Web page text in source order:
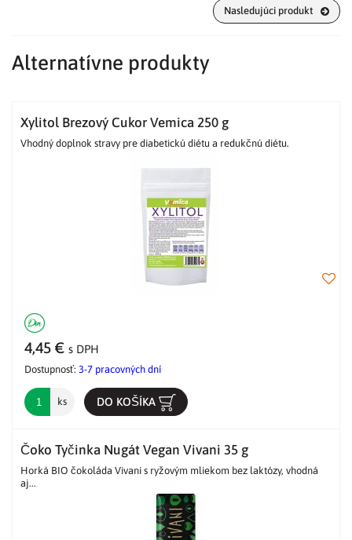
Nasledujúci produkt
Alternatívne produkty
Xylitol Brezový Cukor Vemica 250 g
Vhodný doplnok stravy pre diabetickú diétu a redukčnú diétu.
4,45 € s DPH
Dostupnosť: 3-7 pracovných dní
ks DO KOŠÍKA
Čoko Tyčinka Nugát Vegan Vivani 35 g
Horká BIO čokoláda Vivani s ryžovým mliekom bez laktózy, vhodná
aj...